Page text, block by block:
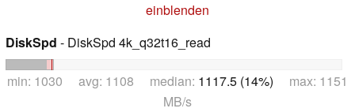
einblenden
DiskSpd - DiskSpd 4k_q32t16_read
min: 1030 avg: 1108 median: 1117.5 (14%) max: 1151
MB/s